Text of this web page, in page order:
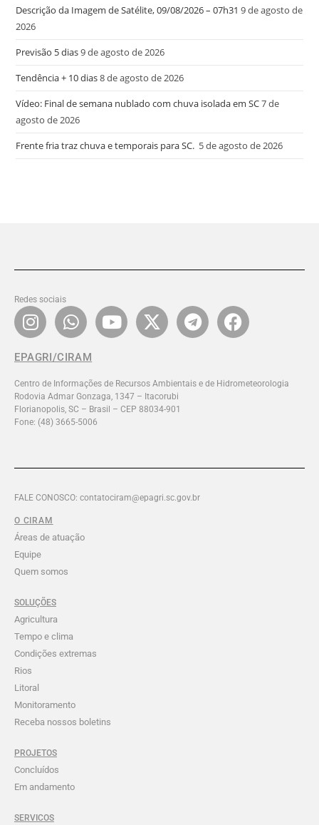
Descrição da Imagem de Satélite, 09/08/2026 – 07h31 9 de agosto de
2026
Previsão 5 dias9 de agosto de 2026
Tendência + 10 dias8 de agosto de 2026
Vídeo: Final de semana nublado com chuva isolada em SC7 de
agosto de 2026
Frente fria traz chuva e temporais para SC. 5 de agosto de 2026
Redes sociais
EPAGRI/CIRAM
Centro de Informações de Recursos Ambientais e de Hidrometeorologia
Rodovia Admar Gonzaga, 1347 – Itacorubi
Florianopolis, SC – Brasil – CEP 88034-901
Fone: (48) 3665-5006
FALE CONOSCO: contatociram@epagri.sc.gov.br
O CIRAM
Áreas de atuação
Equipe
Quem somos
SOLUÇÕES
Agricultura
Tempo e clima
Condições extremas
Rios
Litoral
Monitoramento
Receba nossos boletins
PROJETOS
Concluídos
Em andamento
SERVICOS